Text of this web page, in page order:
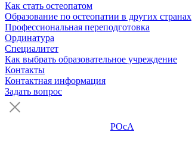
Как стать остеопатом
Образование по остеопатии в других странах
Профессиональная переподготовка
Ординатура
Специалитет
Как выбрать образовательное учреждение
Контакты
Контактная информация
Задать вопрос
РОсА